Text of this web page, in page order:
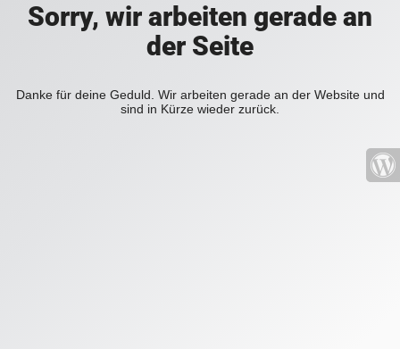
Sorry, wir arbeiten gerade an
der Seite
Danke für deine Geduld. Wir arbeiten gerade an der Website und
sind in Kürze wieder zurück.